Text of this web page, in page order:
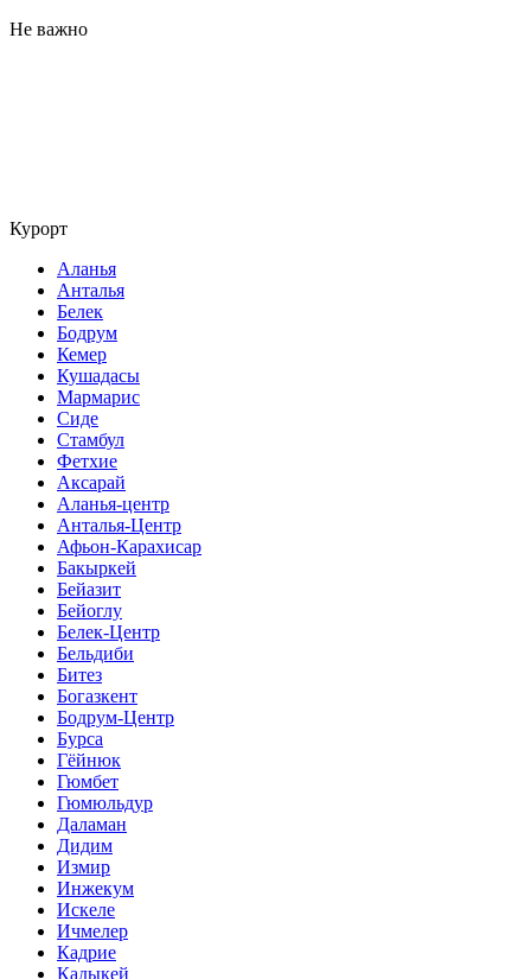
Не важно
Курорт
Аланья
Анталья
Белек
Бодрум
Кемер
Кушадасы
Мармарис
Сиде
Стамбул
Фетхие
Аксарай
Аланья-центр
Анталья-Центр
Афьон-Карахисар
Бакыркей
Бейазит
Бейоглу
Белек-Центр
Бельдиби
Битез
Богазкент
Бодрум-Центр
Бурса
Гёйнюк
Гюмбет
Гюмюльдур
Даламан
Дидим
Измир
Инжекум
Искеле
Ичмелер
Кадрие
Кадыкей